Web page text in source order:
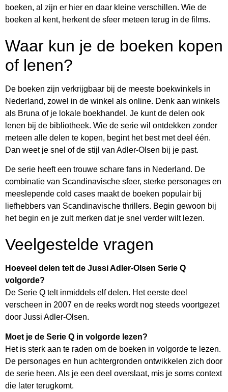
boeken, al zijn er hier en daar kleine verschillen. Wie de
boeken al kent, herkent de sfeer meteen terug in de films.
Waar kun je de boeken kopen
of lenen?
De boeken zijn verkrijgbaar bij de meeste boekwinkels in
Nederland, zowel in de winkel als online. Denk aan winkels
als Bruna of je lokale boekhandel. Je kunt de delen ook
lenen bij de bibliotheek. Wie de serie wil ontdekken zonder
meteen alle delen te kopen, begint het best met deel één.
Dan weet je snel of de stijl van Adler-Olsen bij je past.
De serie heeft een trouwe schare fans in Nederland. De
combinatie van Scandinavische sfeer, sterke personages en
meeslepende cold cases maakt de boeken populair bij
liefhebbers van Scandinavische thrillers. Begin gewoon bij
het begin en je zult merken dat je snel verder wilt lezen.
Veelgestelde vragen
Hoeveel delen telt de Jussi Adler-Olsen Serie Q
volgorde?
De Serie Q telt inmiddels elf delen. Het eerste deel
verscheen in 2007 en de reeks wordt nog steeds voortgezet
door Jussi Adler-Olsen.
Moet je de Serie Q in volgorde lezen?
Het is sterk aan te raden om de boeken in volgorde te lezen.
De personages en hun achtergronden ontwikkelen zich door
de serie heen. Als je een deel overslaat, mis je soms context
die later terugkomt.